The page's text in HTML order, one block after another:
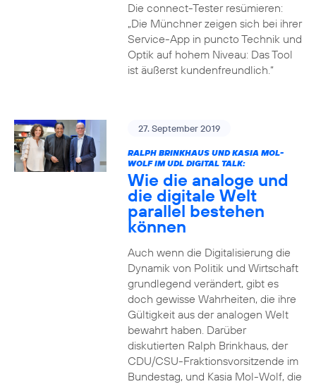
Die connect-Tester resümieren:
„Die Münchner zeigen sich bei ihrer
Service-App in puncto Technik und
Optik auf hohem Niveau: Das Tool
ist äußerst kundenfreundlich.“
27. September 2019
RALPH BRINKHAUS UND KASIA MOL-
WOLF IM UDL DIGITAL TALK:
Wie die analoge und
die digitale Welt
parallel bestehen
können
Auch wenn die Digitalisierung die
Dynamik von Politik und Wirtschaft
grundlegend verändert, gibt es
doch gewisse Wahrheiten, die ihre
Gültigkeit aus der analogen Welt
bewahrt haben. Darüber
diskutierten Ralph Brinkhaus, der
CDU/CSU-Fraktionsvorsitzende im
Bundestag, und Kasia Mol-Wolf, die